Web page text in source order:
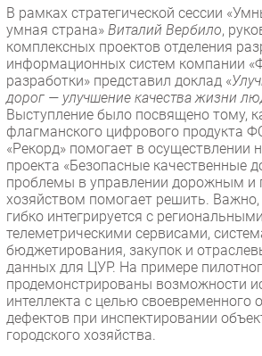
Безопасность
Инновации
CIO/Управление ИТ
Гаджеты
Здоровье
РАЗДЕЛЫ
Новости
Аналитика
Интервью
Мероприятия
Проекты
IT класс
В рамках стратегической сессии
умная страна» Виталий Вербило,
комплексных проектов отделения
информационных систем компании
разработки» представил доклад «
дорог — улучшение качества жизни
Выступление было посвящено тому,
флагманского цифрового продукта
«Рекорд» помогает в осуществлении
проекта «Безопасные качественные
проблемы в управлении дорожным и
хозяйством помогает решить.
гибко интегрируется с региональными
телеметрическими сервисами,
бюджетирования, закупок и
данных для ЦУР. На примере
продемонстрированы возможности
интеллекта с целью своевременного
дефектов при инспектировании
городского хозяйства.